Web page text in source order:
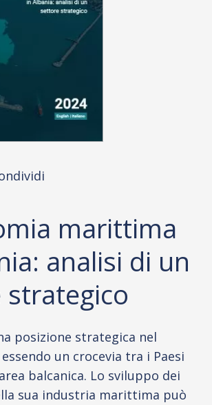
marittima
analisi di un
posizione strategica nel
un crocevia tra i Paesi
balcanica. Lo sviluppo dei
sua industria marittima può